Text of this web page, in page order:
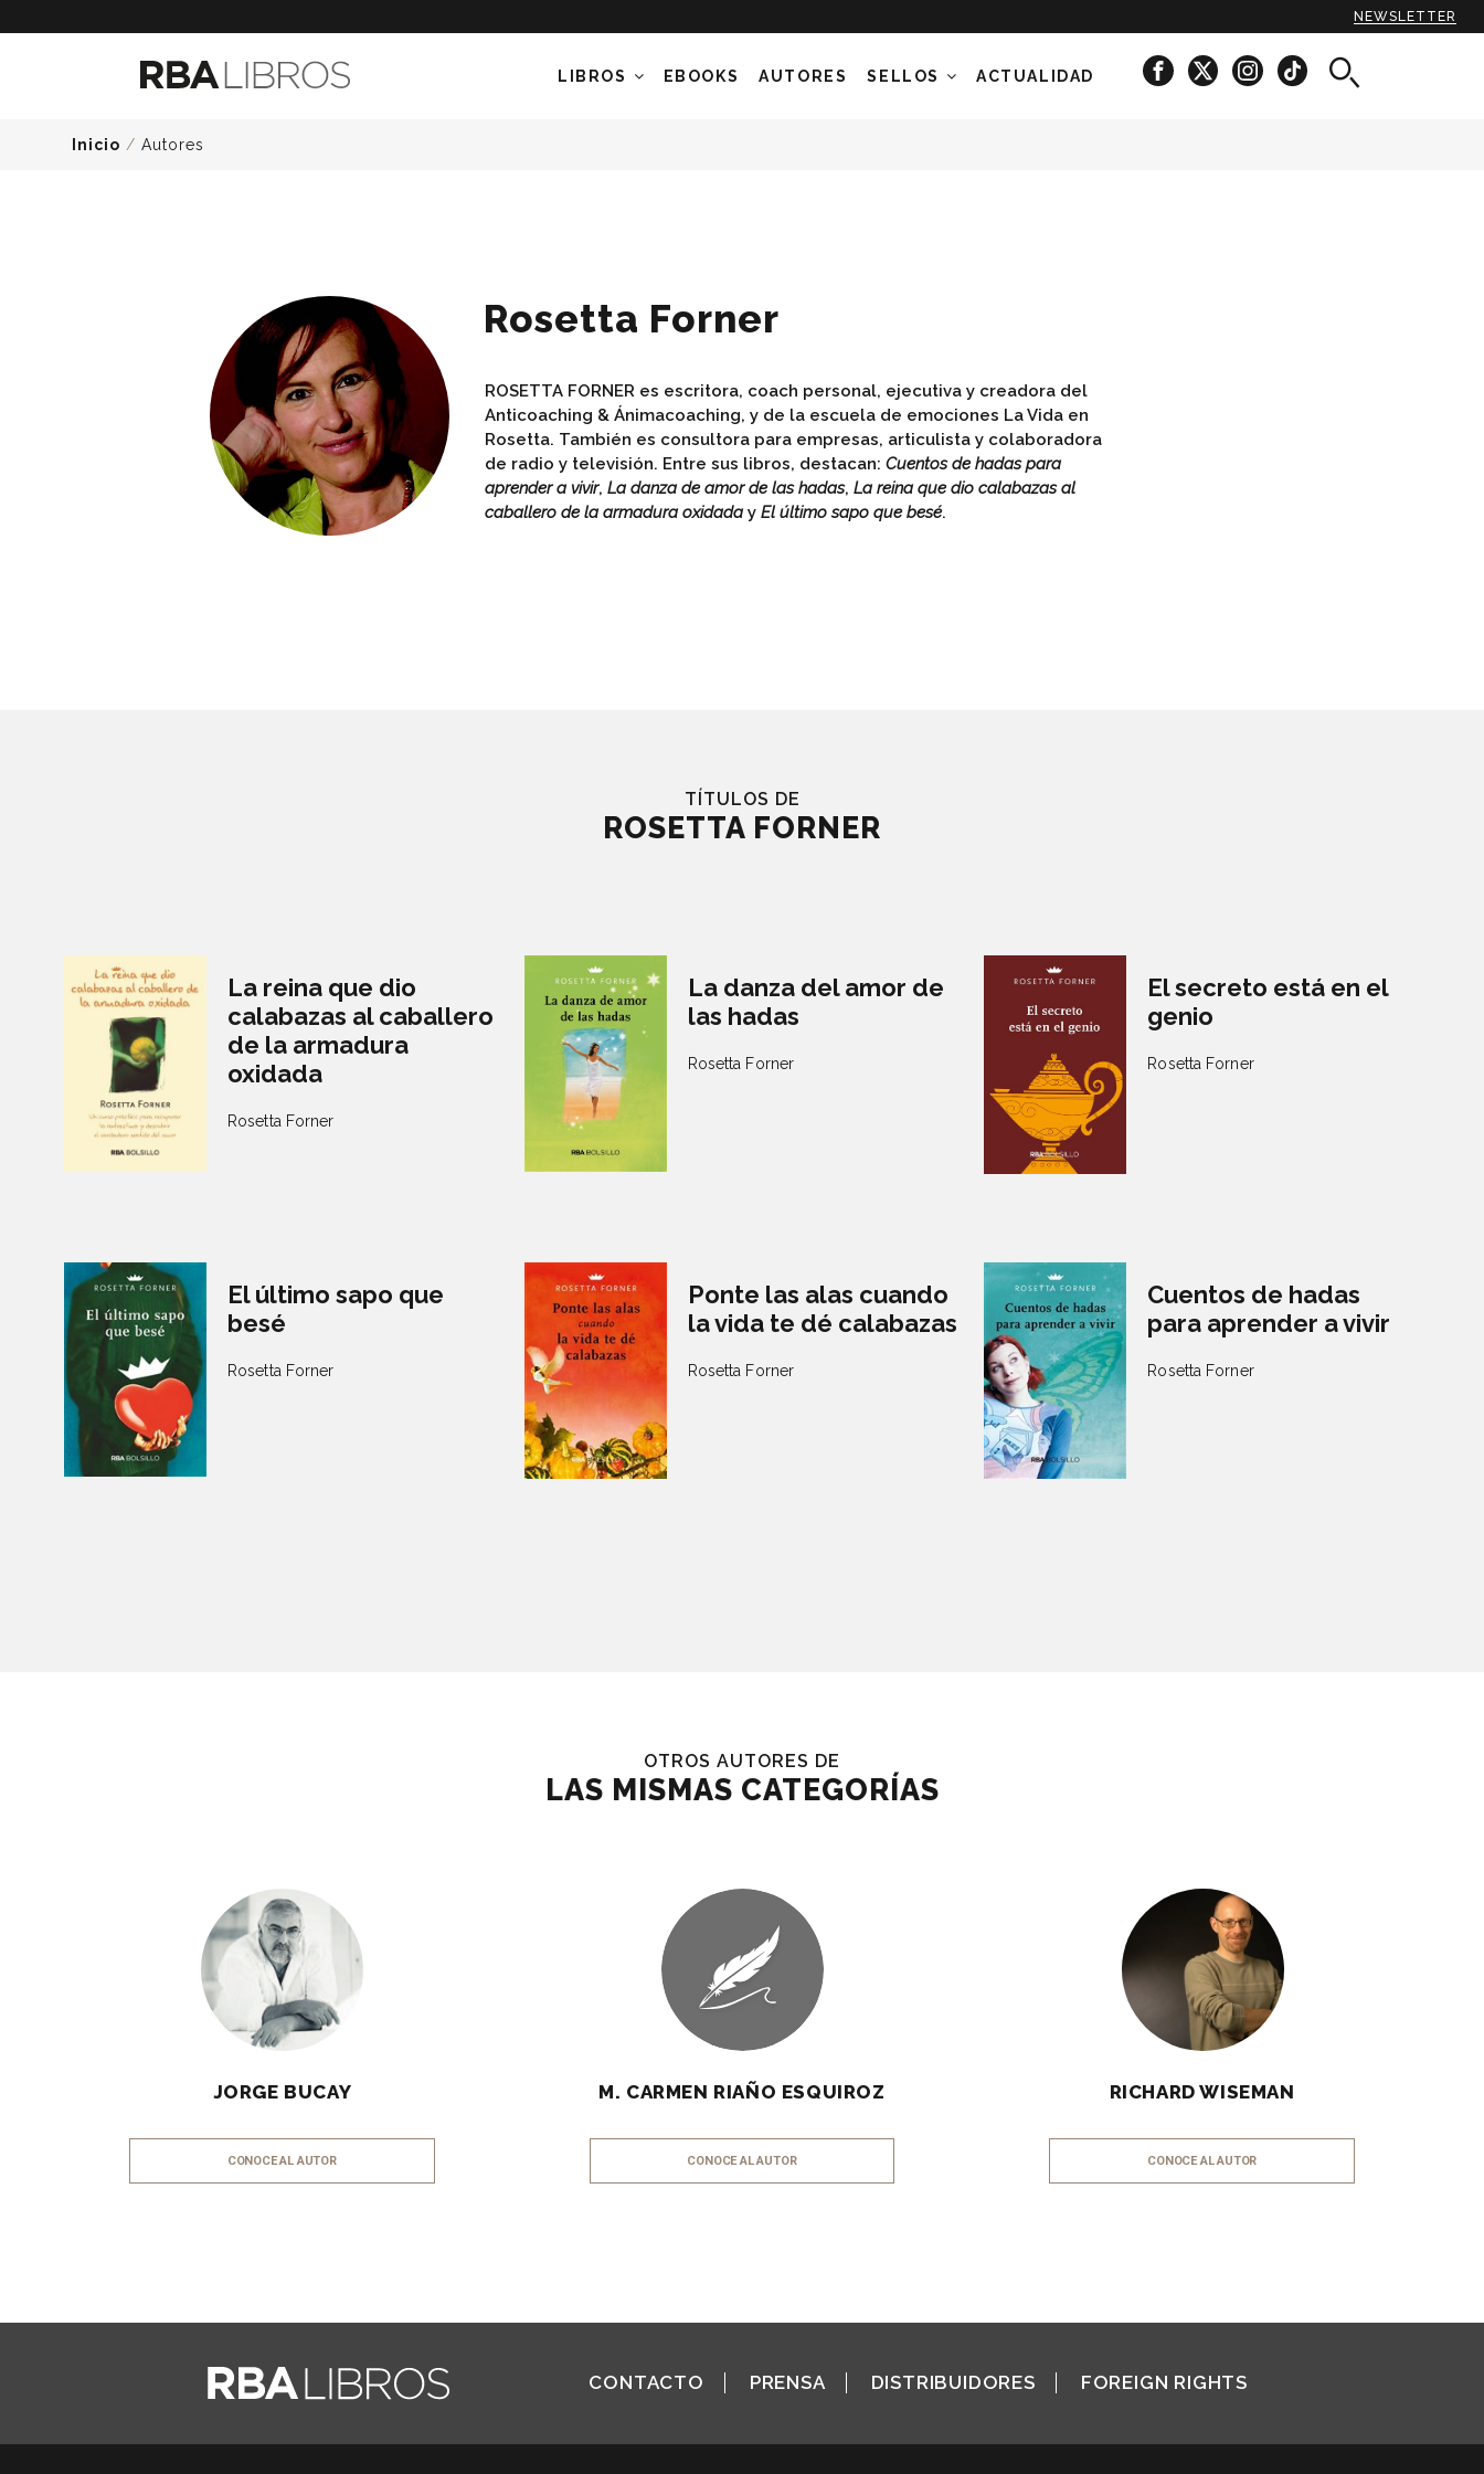
NEWSLETTER
LIBROS EBOOKS AUTORES SELLOS ACTUALIDAD
Inicio / Autores
Rosetta Forner
ROSETTA FORNER es escritora, coach personal, ejecutiva y creadora del
Anticoaching & Ánimacoaching, y de la escuela de emociones La Vida en
Rosetta. También es consultora para empresas, articulista y colaboradora
de radio y televisión. Entre sus libros, destacan:Cuentos de hadas para
aprender a vivir,La danza de amor de las hadas,La reina que dio calabazas al
caballero de la armadura oxidada yEl último sapo que besé.
TÍTULOS DE
ROSETTA FORNER
La reina que dio
calabazas al caballero
de la armadura
oxidada
Rosetta Forner
La danza del amor de
las hadas
Rosetta Forner
El secreto está en el
genio
Rosetta Forner
El último sapo que
besé
Rosetta Forner
Ponte las alas cuando
la vida te dé calabazas
Rosetta Forner
Cuentos de hadas
para aprender a vivir
Rosetta Forner
OTROS AUTORES DE
LAS MISMAS CATEGORÍAS
JORGE BUCAY
CONOCE AL AUTOR
M. CARMEN RIAÑO ESQUIROZ
CONOCE AL AUTOR
RICHARD WISEMAN
CONOCE AL AUTOR
CONTACTO PRENSA DISTRIBUIDORES FOREIGN RIGHTS